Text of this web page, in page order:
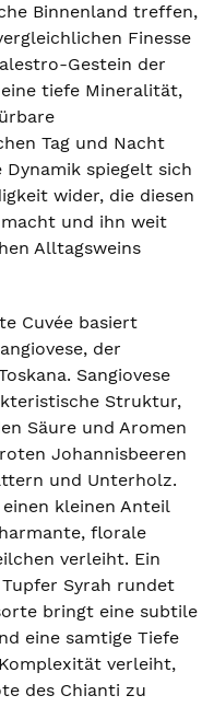
Binnenland treffen,
Finesse
Gestein der
tiefe Mineralität,
Tag und Nacht
spiegelt sich
wider, die diesen
und ihn weit
Alltagsweins
Cuvée basiert
der
Sangiovese
Struktur,
Säure und Aromen
Johannisbeeren
und Unterholz.
kleinen Anteil
florale
verleiht. Ein
Syrah rundet
bringt eine subtile
eine samtige Tiefe
verleiht,
des Chianti zu